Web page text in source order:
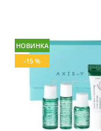
НОВИНКА
-15 %